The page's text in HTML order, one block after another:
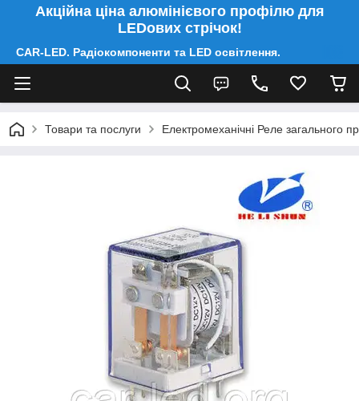
Акційна ціна алюмінієвого профілю для
LEDових стрічок!
CAR-LED. Радіокомпоненти та LED освітлення.
Товари та послуги Електромеханічні Реле загального